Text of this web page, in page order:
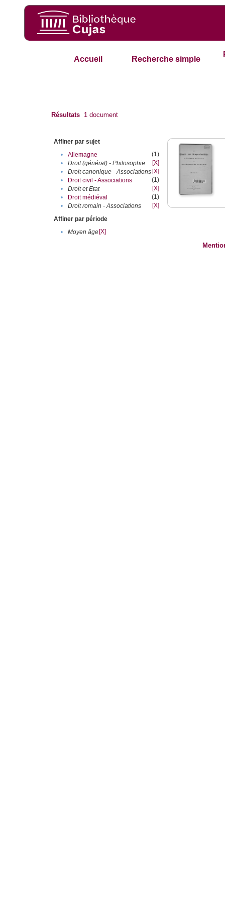
Accueil Recherche simple
Résultats 1 document
Affiner par sujet
•
Allemagne
(1)
•
Droit (général) - Philosophie
[X]
•
Droit canonique - Associations [X]
•
Droit civil - Associations
(1)
•
Droit et Etat
[X]
•
Droit médiéval
(1)
•
Droit romain - Associations
[X]
Affiner par période
•
Moyen âge[X]